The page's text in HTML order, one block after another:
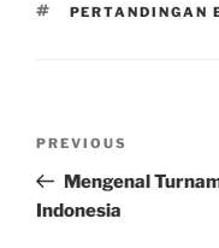
TAGS
PERTANDINGAN
Previous
Post
PREVIOUS
Mengenal
Indonesia